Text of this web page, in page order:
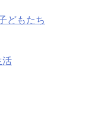
どもたち
活